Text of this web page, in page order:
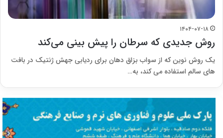
۱۴۰۴-۰۷-۱۸
روش جدیدی که سرطان را پیش بینی می‌کند
یک روش نوین که از سواب بزاق دهان برای ردیابی جهش ژنتیک در بافت
های سالم استفاده می کند، به…